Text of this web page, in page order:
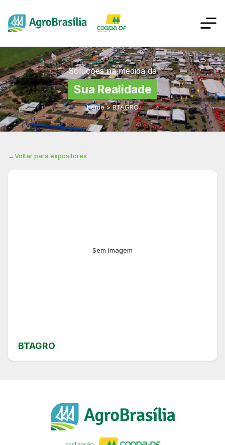
Soluções na medida da
Sua Realidade
home > BTAGRO
←Voltar para expositores
Sem imagem
BTAGRO